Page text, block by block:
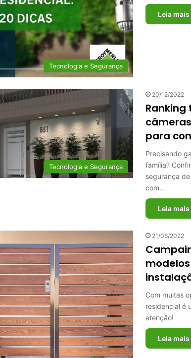
Tecnologia e Segurança
Leia mais
Tecnologia e Segurança
20/12/2022
Ranking
para
Precisando
família?
segurança
com…
Leia mais
21/06/2022
Com muitas
residencial é
atenção!
Leia mais